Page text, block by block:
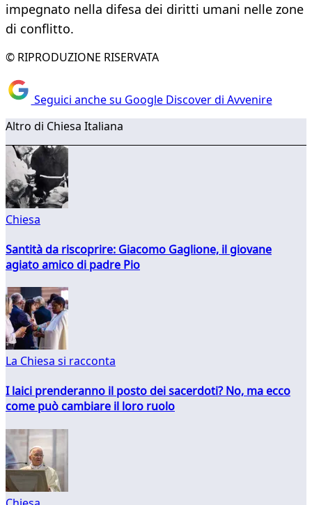
impegnato nella difesa dei diritti umani nelle zone
di conflitto.
© RIPRODUZIONE RISERVATA
Seguici anche su Google Discover di Avvenire
Altro di Chiesa Italiana
Chiesa
Santità da riscoprire: Giacomo Gaglione, il giovane
agiato amico di padre Pio
La Chiesa si racconta
I laici prenderanno il posto dei sacerdoti? No, ma ecco
come può cambiare il loro ruolo